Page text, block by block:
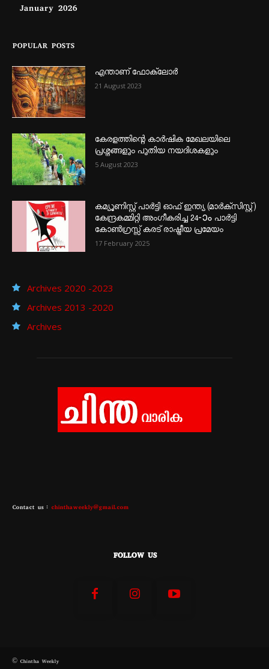
January 2026
POPULAR POSTS
എന്താണ്‌ ഫോക്‌ലോർ
21 August 2023
കേരളത്തിന്റെ കാർഷിക മേഖലയിലെ
പ്രശ്നങ്ങളും പുതിയ നയദിശകളും
5 August 2023
കമ്യൂണിസ്റ്റ് പാർട്ടി ഓഫ് ഇന്ത്യ (മാർക്സിസ്റ്റ്)
കേന്ദ്രകമ്മിറ്റി അംഗീകരിച്ച 24‐ാം പാർട്ടി
കോൺഗ്രസ്സ് കരട് രാഷ്ട്രീയ പ്രമേയം
17 February 2025
Archives 2020 -2023
Archives 2013 -2020
Archives
Contact us : chinthaweekly@gmail.com
FOLLOW US
© Chintha Weekly